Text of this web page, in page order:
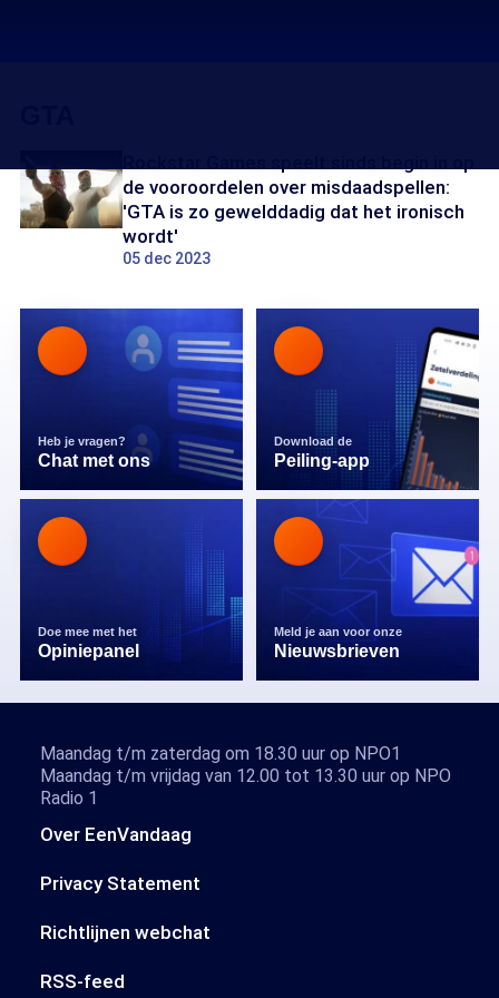
de vooroordelen over misdaadspellen:
'GTA is zo gewelddadig dat het ironisch
wordt'
05 dec 2023
Heb je vragen?
Chat met ons
Download de
Peiling-app
Doe mee met het
Opiniepanel
Meld je aan voor onze
Nieuwsbrieven
Over EenVandaag
Privacy Statement
Richtlijnen webchat
RSS-feed
Maandag t/m zaterdag om 18.30 uur op NPO1
Maandag t/m vrijdag van 12.00 tot 13.30 uur op NPO
Radio 1